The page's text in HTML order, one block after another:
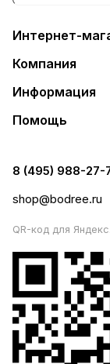
Интернет-
Компания
Информация
Помощь
8 (495) 988-27-
shop@bodree.ru
QR-код для